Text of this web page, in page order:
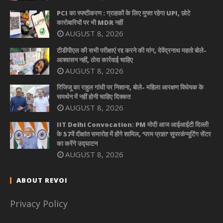
PCI का स्पष्टीकरण : ग्राहकों के लिए मुफ्त रहेगा UPI, छोटे
कारोबारियों पर भी MDR नहीं
AUGUST 8, 2026
टीडीपीएल की सभी परीक्षाएं रद्द करने की मांग, देवेंद्रनाथ महतो बोले-
आश्वासन नहीं, ठोस कार्रवाई चाहिए
AUGUST 8, 2026
रिजिजू का राहुल गांधी पर निशाना, बोले- महिला आरक्षण विधेयक के
समर्थन में नहीं होनी चाहिए दिक्कत
AUGUST 8, 2026
IIT Delhi Convocation: PM मोदी आज आईआईटी दिल्ली
के 57वें दीक्षांत समारोह में होंगे शामिल, ‘परम प्रज्ञा’ सुपरकंप्यूटिंग सेंटर
का करेंगे उद्घाटन
AUGUST 8, 2026
ABOUT REVOI
Privacy Policy